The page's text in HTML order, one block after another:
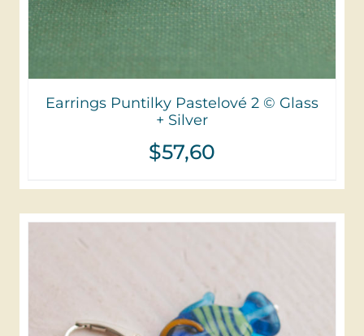
Earrings Puntilky Pastelové 2 © Glass
+ Silver
$57,60